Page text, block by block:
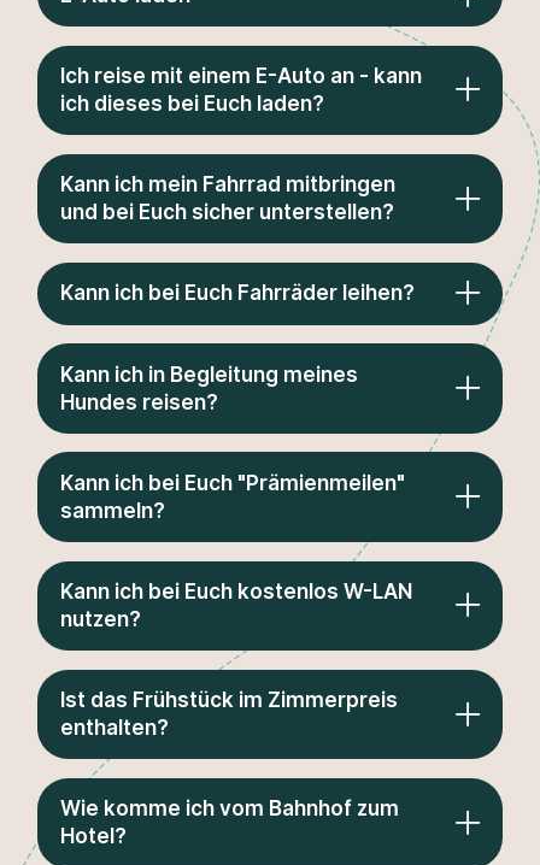
Ich reise mit einem E-Auto an - kann
ich dieses bei Euch laden?
E-Autos:
Kann ich mein Fahrrad mitbringen
und bei Euch sicher unterstellen?
Kann ich bei Euch Fahrräder leihen?
Kann ich in Begleitung meines
Hundes reisen?
Kann ich bei Euch "Prämienmeilen"
sammeln?
Kann ich bei Euch kostenlos W-LAN
nutzen?
Ist das Frühstück im Zimmerpreis
enthalten?
Wie komme ich vom Bahnhof zum
Hotel?